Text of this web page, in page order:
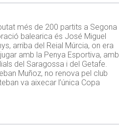
més de 200 partits a Segona
balearica és José Miguel
arriba del Reial Múrcia, on era
amb la Penya Esportiva, amb
del Saragossa i del Getafe.
Muñoz, no renova pel club
va aixecar l’única Copa